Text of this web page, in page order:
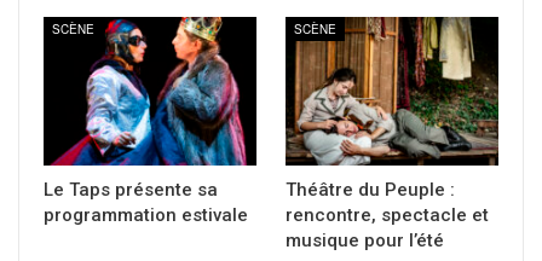
SCÈNE
Le Taps présente sa
programmation estivale
SCÈNE
Théâtre du Peuple :
rencontre, spectacle et
musique pour l’été